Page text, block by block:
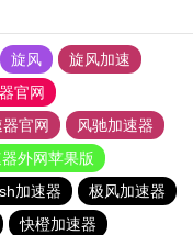
旋风
旋风加速
官网
官网
风驰加速器
外网苹果版
加速器
极风加速器
快橙加速器